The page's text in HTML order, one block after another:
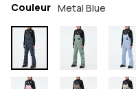
Couleur Metal Blue